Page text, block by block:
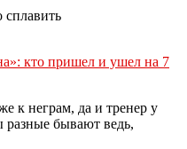
сплавить
кто пришел и ушел на 7
к неграм, да и тренер у
разные бывают ведь,